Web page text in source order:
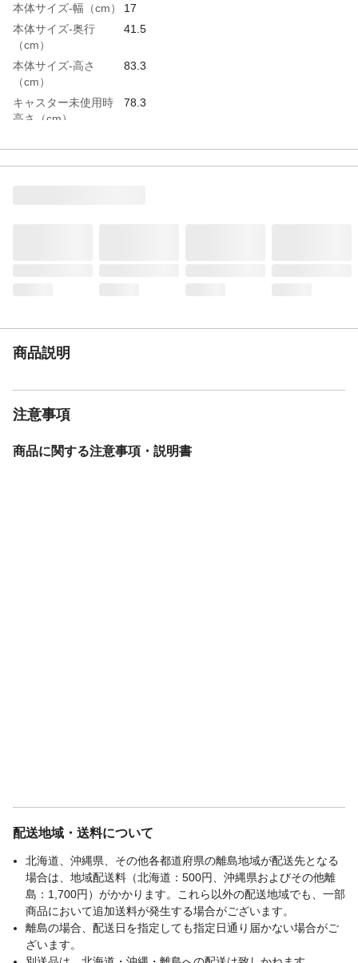
本体サイズ-幅（cm）
17
本体サイズ-奥行
（cm）
41.5
本体サイズ-高さ
（cm）
83.3
キャスター未使用時
高さ（cm）
78.3
す。●たわしまたは磨き粉でみがくとキズが
商品説明
注意事項
商品に関する注意事項・説明書
配送地域・送料について
北海道、沖縄県、その他各都道府県の離島地域が配送先となる
場合は、地域配送料（北海道：500円、沖縄県およびその他離
島：1,700円）がかかります。これら以外の配送地域でも、一部
商品において追加送料が発生する場合がございます。
離島の場合、配送日を指定しても指定日通り届かない場合がご
ざいます。